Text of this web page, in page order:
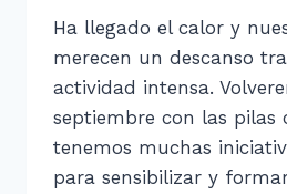
Ha llegado el calor y
merecen un descanso
actividad intensa.
septiembre con las pilas
tenemos muchas
para sensibilizar y